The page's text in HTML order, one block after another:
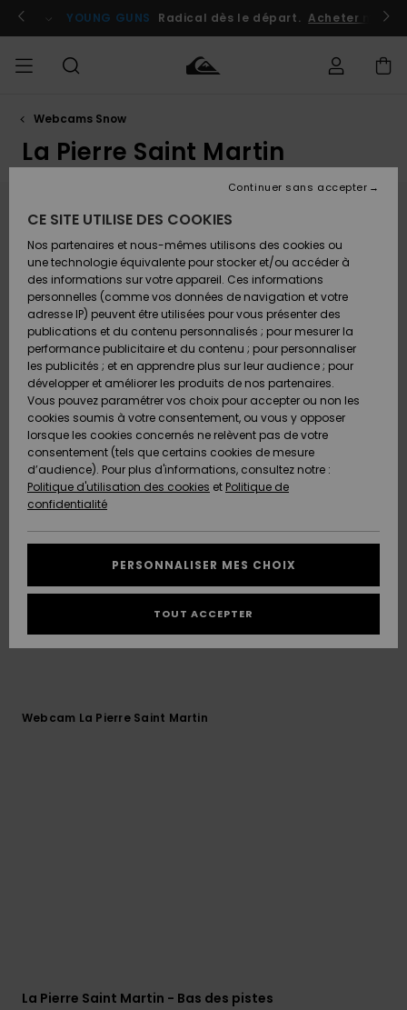
contenu Se connecter / s'inscrire
YOUNG GUNS Radical dès le départ. Acheter
HOMME
Chaussures
& Tongs
Surf
Snow
Nouveautés
Découvrir
Chaussures
& Tongs
Surf
Snow
Nouveautés
Découvrir
FEMME
A
Découvrir
Snow
SURF
Shop
Homme
Surf
Shop
Enfant
Highlights
Communauté
SNOW
Shop
Homme
Snow
Shop
Enfant
Snow
Shop
Femme
A
Découvrir
Communauté
OUTLET
Homme
Enfant
Outlet
Femme
AIDE &
CONTACT
commande
Retours
Paiement
Carte
Cadeau
Quiksilver
Freedom
Protection
des
tailles
plus rapide
contact.
MAGASINS
QUIKSILVER
Webcams Snow
La Pierre Saint Martin
Webcam La Pierre Saint Martin
Nichée dans la vallée des Barétous, au coeur d'un
espace entièrement naturel et préservé, la Pierre
Saint Martin est la station familiale par excellence.
Regardez les webcams en direct de tout le domaine
skiable de la station de La Pierre Saint Martin. Entre
1500 et 2000m d'altitude, elle est la station de ski
idéale pour vos vacances entre amis ou en famille. La
Pierre Saint-Martin est aussi labellisée Tourisme et
Handicap et Sports et Handicaps. Venez découvrir un
lieu unique et naturel au coeur des Pyrénées qui
propose de multiples activités pour les petits et les
grands : Ski Alpin, ski nordique, raquettes, Luge ou
encore Chien de traîneau, le VTT et la trottinette sur
neige, le tubbing, le big airbag ...
Webcam La Pierre Saint Martin
La Pierre Saint Martin - Bas des pistes
CE SITE UTILISE DES COOKIES
Nos partenaires et nous-mêmes utilisons des cookies ou
une technologie équivalente pour stocker et/ou accéder à
des informations sur votre appareil. Ces informations
personnelles (comme vos données de navigation et votre
adresse IP) peuvent être utilisées pour vous présenter des
publications et du contenu personnalisés ; pour mesurer la
performance publicitaire et du contenu ; pour personnaliser
les publicités ; et en apprendre plus sur leur audience ; pour
développer et améliorer les produits de nos partenaires.
Vous pouvez paramétrer vos choix pour accepter ou non les
cookies soumis à votre consentement, ou vous y opposer
lorsque les cookies concernés ne relèvent pas de votre
consentement (tels que certains cookies de mesure
d’audience). Pour plus d'informations, consultez notre :
Politique d'utilisation des cookies et Politique de
confidentialité
PERSONNALISER MES CHOIX
Continuer sans accepter
TOUT ACCEPTER